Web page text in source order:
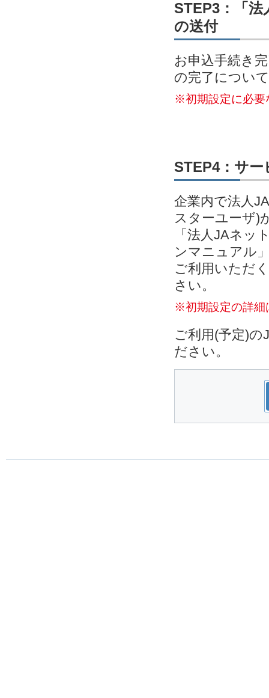
STEP3：「
の送付
お申込手続き
の完了につい
※初期設定に必要
STEP4：サー
企業内で法人
スターユーザ)
「法人JAネッ
ンマニュアル
ご利用いただ
さい。
※初期設定の詳細
ご利用(予定)
ださい。